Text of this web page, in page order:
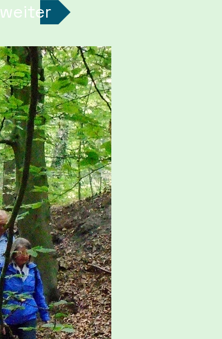
weiter